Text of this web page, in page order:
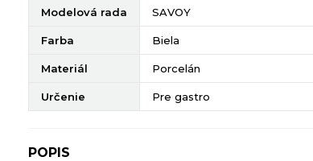
Modelová rada SAVOY
Farba Biela
Materiál Porcelán
Určenie Pre gastro
POPIS